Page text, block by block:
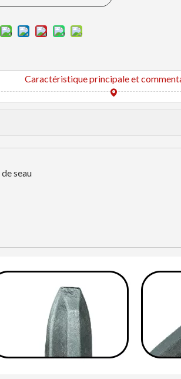
seau